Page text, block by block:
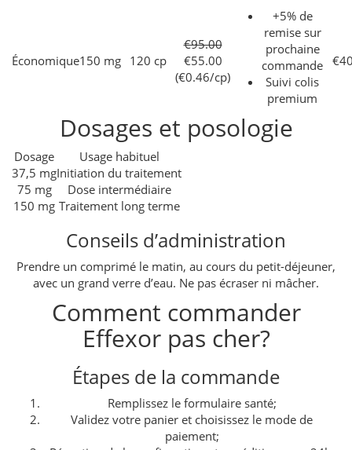
Économique150 mg 120 cp
€95.00
€55.00
(€0.46/cp)
+5% de
remise sur
prochaine
commande
Suivi colis
premium
Dosages et posologie
Dosage
Usage habituel
37,5 mgInitiation du traitement
75 mg
Dose intermédiaire
150 mg Traitement long terme
Conseils d’administration
Prendre un comprimé le matin, au cours du petit-déjeuner,
avec un grand verre d’eau. Ne pas écraser ni mâcher.
Comment commander
Effexor pas cher?
Étapes de la commande
Remplissez le formulaire santé;
Validez votre panier et choisissez le mode de
paiement;